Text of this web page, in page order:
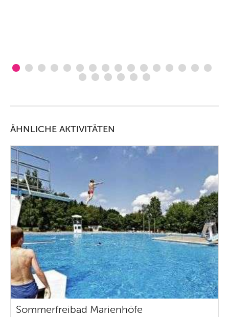
ÄHNLICHE AKTIVITÄTEN
Sommerfreibad Marienhöfe